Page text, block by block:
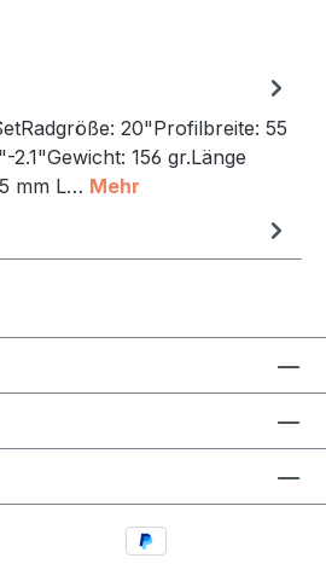
20"Profilbreite: 55
2.1"Gewicht: 156 gr.Länge
mm L… Mehr